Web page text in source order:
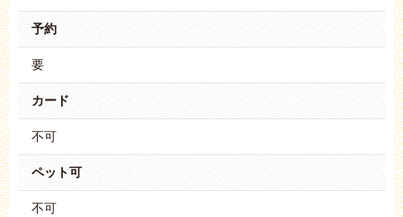
予約
要
カード
不可
ペット可
不可